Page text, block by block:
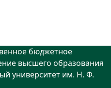
бюджетное
высшего образования
университет им. Н. Ф.